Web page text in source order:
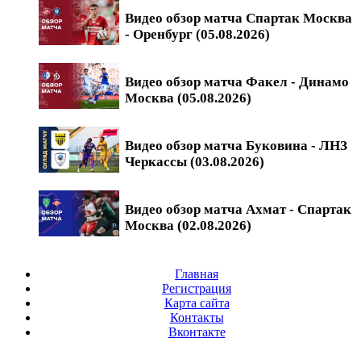
Видео обзор матча Спартак Москва
- Оренбург (05.08.2026)
Видео обзор матча Факел - Динамо
Москва (05.08.2026)
Видео обзор матча Буковина - ЛНЗ
Черкассы (03.08.2026)
Видео обзор матча Ахмат - Спартак
Москва (02.08.2026)
Главная
Регистрация
Карта сайта
Контакты
Вконтакте